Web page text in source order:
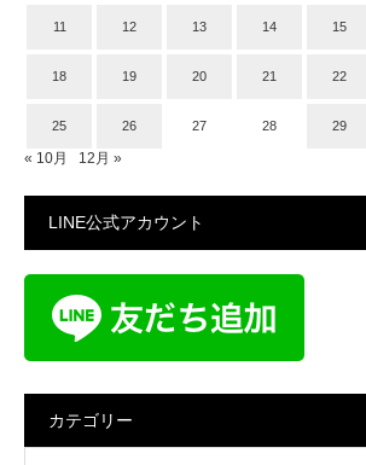
11 12 13 14 15
18 19 20 21 22
25 26 27 28 29
« 10月 12月 »
LINE公式アカウント
カテゴリー